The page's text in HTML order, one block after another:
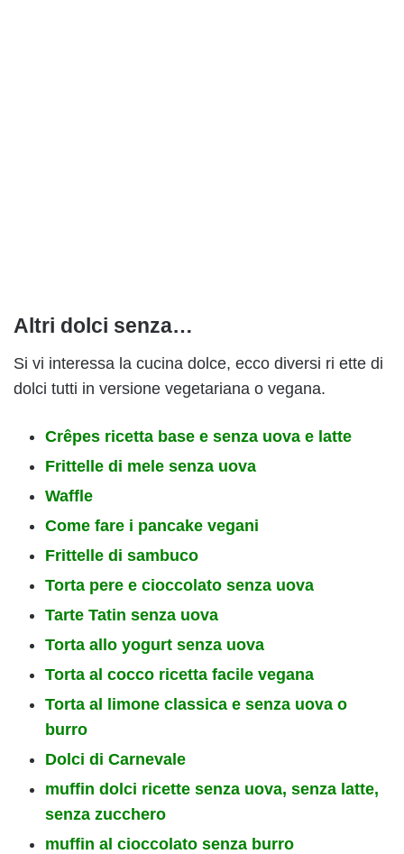
Altri dolci senza…
Si vi interessa la cucina dolce, ecco diversi ri ette di
dolci tutti in versione vegetariana o vegana.
Crêpes ricetta base e senza uova e latte
Frittelle di mele senza uova
Waffle
Come fare i pancake vegani
Frittelle di sambuco
Torta pere e cioccolato senza uova
Tarte Tatin senza uova
Torta allo yogurt senza uova
Torta al cocco ricetta facile vegana
Torta al limone classica e senza uova o
burro
Dolci di Carnevale
muffin dolci ricette senza uova, senza latte,
senza zucchero
muffin al cioccolato senza burro